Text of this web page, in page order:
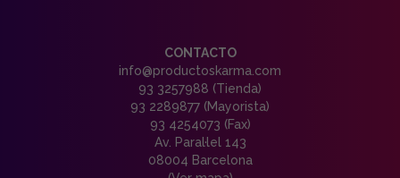
CONTACTO
info@productoskarma.com
93 3257988 (Tienda)
93 2289877 (Mayorista)
93 4254073 (Fax)
Av. Paral·lel 143
08004 Barcelona